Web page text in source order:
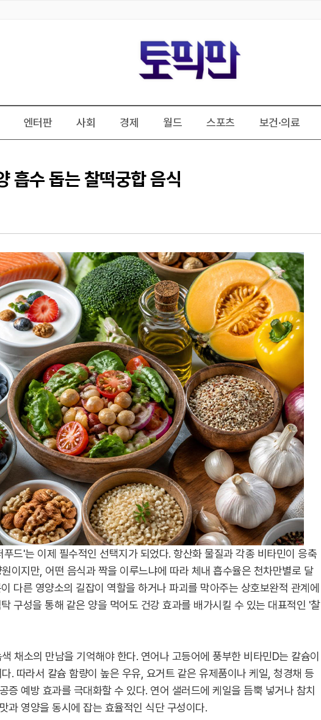
엔터판 사회 경제 월드 스포츠 보건·의료
흡수 돕는 찰떡궁합 음식
드'는 이제 필수적인 선택지가 되었다. 항산화 물질과 각종 비타민이 응축
이지만, 어떤 음식과 짝을 이루느냐에 따라 체내 흡수율은 천차만별로 달
다른 영양소의 길잡이 역할을 하거나 파괴를 막아주는 상호보완적 관계에
구성을 통해 같은 양을 먹어도 건강 효과를 배가시킬 수 있는 대표적인 '찰
채소의 만남을 기억해야 한다. 연어나 고등어에 풍부한 비타민D는 칼슘이
. 따라서 칼슘 함량이 높은 우유, 요거트 같은 유제품이나 케일, 청경채 등
증 예방 효과를 극대화할 수 있다. 연어 샐러드에 케일을 듬뿍 넣거나 참치
과 영양을 동시에 잡는 효율적인 식단 구성이다.